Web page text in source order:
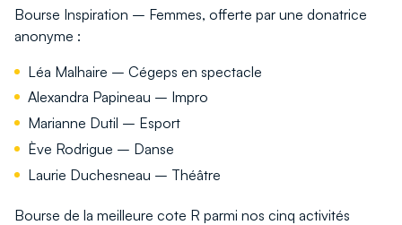
Bourse Inspiration – Femmes, offerte par une donatrice
anonyme :
Léa Malhaire – Cégeps en spectacle
Alexandra Papineau – Impro
Marianne Dutil – Esport
Ève Rodrigue – Danse
Laurie Duchesneau – Théâtre
Bourse de la meilleure cote R parmi nos cinq activités